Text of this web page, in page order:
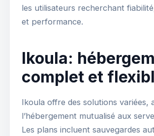
les utilisateurs recherchant
et performance.
Ikoula:
complet et
Ikoula offre des solutions variées,
l’hébergement mutualisé aux
Les plans incluent sauvegardes